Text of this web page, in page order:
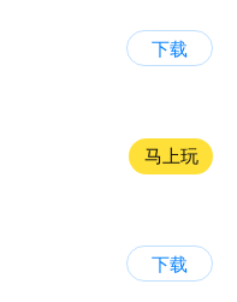
下载
马上玩
下载